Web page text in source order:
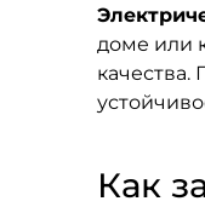
доме или
качества.
Как